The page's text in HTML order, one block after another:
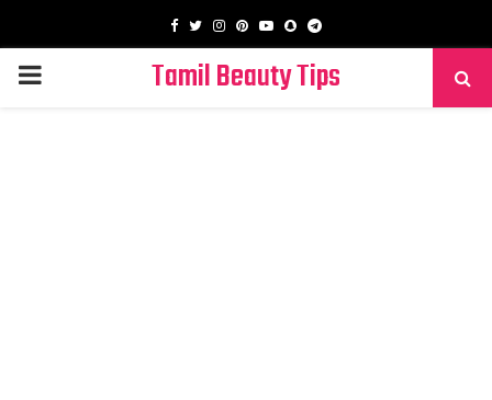
Facebook
TwitterInstagram
PinterestYoutube
SnapchatTelegram
PRIMARY
Tamil Beauty Tips